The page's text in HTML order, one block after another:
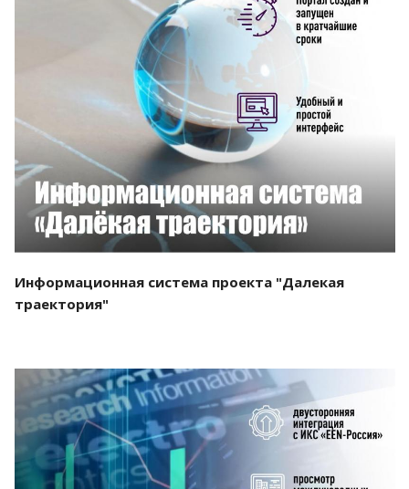
Смотреть проект
Информационная система проекта "Далекая
траектория"